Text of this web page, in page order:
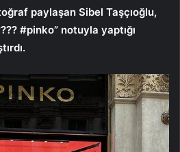
paylaşan Sibel Taşçıoğlu,
#pinko” notuyla yaptığı